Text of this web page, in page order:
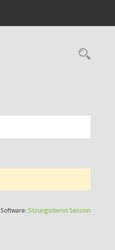
Software:SitzungsdienstSession(Wird in